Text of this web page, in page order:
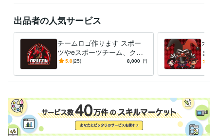
出品者の人気サービス
チームロゴ作ります スポー
ツやeスポーツチーム、クラ
ブ、サークル等に
5.0(25) 8,000 円
オリ
ま
コッ